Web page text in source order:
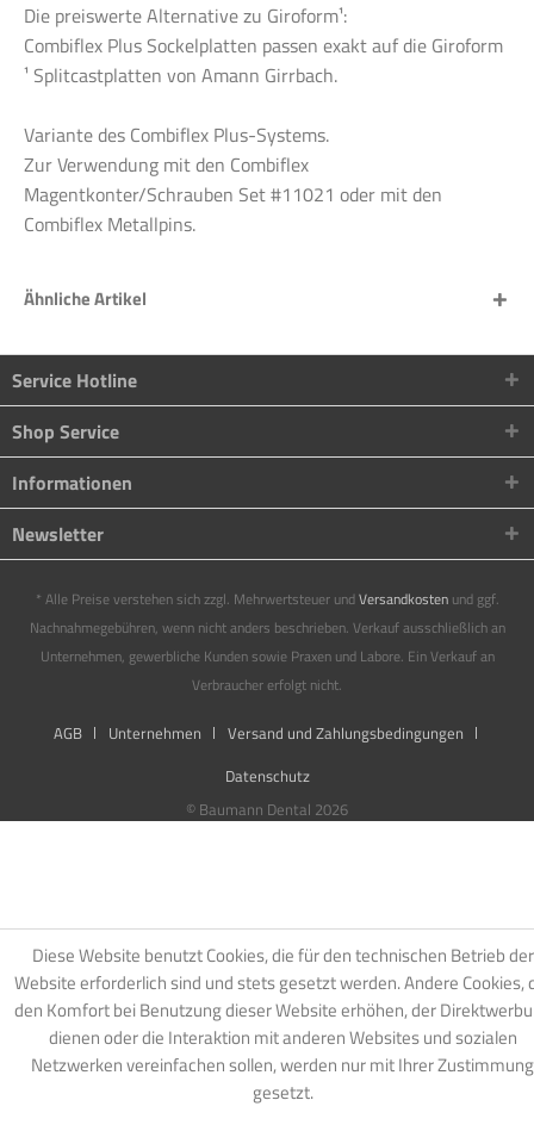
Die preiswerte Alternative zu Giroform¹:
Combiflex Plus Sockelplatten passen exakt auf die Giroform
¹ Splitcastplatten von Amann Girrbach.
Variante des Combiflex Plus-Systems.
Zur Verwendung mit den Combiflex
Magentkonter/Schrauben Set #11021 oder mit den
Combiflex Metallpins.
Ähnliche Artikel
Service Hotline
Shop Service
Informationen
Newsletter
* Alle Preise verstehen sich zzgl. Mehrwertsteuer undVersandkostenund ggf.
Nachnahmegebühren, wenn nicht anders beschrieben. Verkauf ausschließlich an
Unternehmen, gewerbliche Kunden sowie Praxen und Labore. Ein Verkauf an
Verbraucher erfolgt nicht.
AGB Unternehmen
Versand und Zahlungsbedingungen
Datenschutz
© Baumann Dental 2026
Diese Website benutzt Cookies, die für den technischen Betrieb der
Website erforderlich sind und stets gesetzt werden. Andere Cookies,
den Komfort bei Benutzung dieser Website erhöhen, der
dienen oder die Interaktion mit anderen Websites und sozialen
Netzwerken vereinfachen sollen, werden nur mit Ihrer Zustimmung
gesetzt.